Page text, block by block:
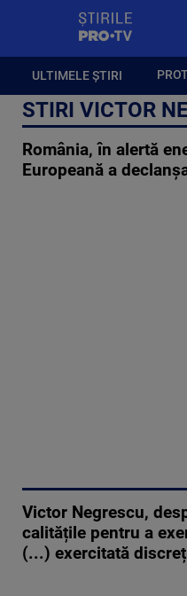
ULTIMELE ȘTIRI
STIRI VICTOR
România, în alertă
Europeană a
Victor Negrescu,
calitățile pentru a
(...) exercitată